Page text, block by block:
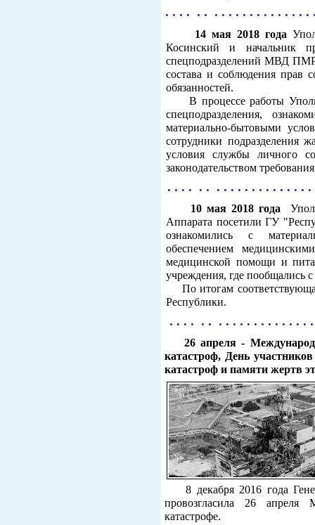
. . . . . . . . . . . . . . . . . . . .
14 мая 2018 года
Косинский и начальник
спецподразделений МВД
состава и соблюдения прав
обязанностей.
В процессе работы
спецподразделения,
материально-бытовыми
сотрудники подразделения
условия службы личного
законодательством
. . . . . . . . . . . . . . . . . . . .
10 мая 2018 года
Аппарата посетили ГУ
ознакомились с
обеспечением
медицинской помощи и
учреждения, где пообщались
По итогам
Республики.
. . . . . . . . . . . . . . . . . . . .
26 апреля -
катастроф, День
катастроф и памяти жертв
8 декабря 2016 года
провозгласила 26
катастрофе.